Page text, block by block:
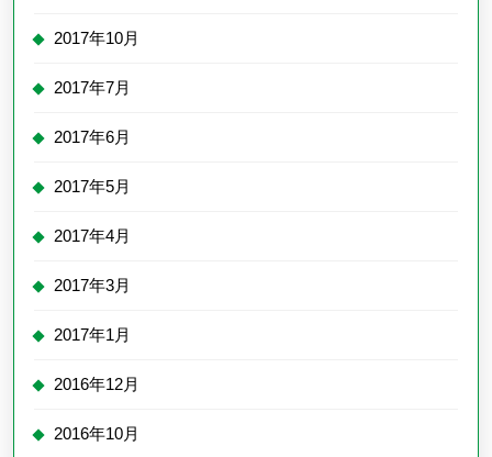
2017年10月
2017年7月
2017年6月
2017年5月
2017年4月
2017年3月
2017年1月
2016年12月
2016年10月